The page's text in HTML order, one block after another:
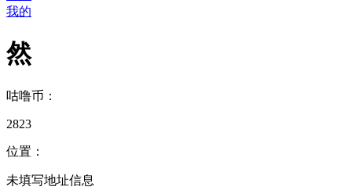
我的
然
咕噜币：
2823
位置：
未填写地址信息